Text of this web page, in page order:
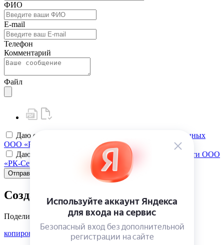
ФИО
E-mail
Телефон
Комментарий
Файл
Даю своё
согласие на обработку персональных данных
ООО «РК-Сервис»
Даю своё
согласие на политику конфиденциальности ООО
«РК-Сервис»
Отправить
Создать карту клиента
Поделиться
копировать ссылку